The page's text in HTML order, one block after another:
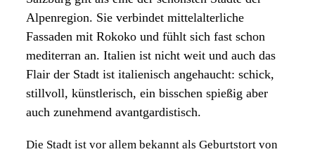
Alpenregion. Sie verbindet mittelalterliche
Fassaden mit Rokoko und fühlt sich fast schon
mediterran an. Italien ist nicht weit und auch das
Flair der Stadt ist italienisch angehaucht: schick,
stillvoll, künstlerisch, ein bisschen spießig aber
auch zunehmend avantgardistisch.
Die Stadt ist vor allem bekannt als Geburtstort von